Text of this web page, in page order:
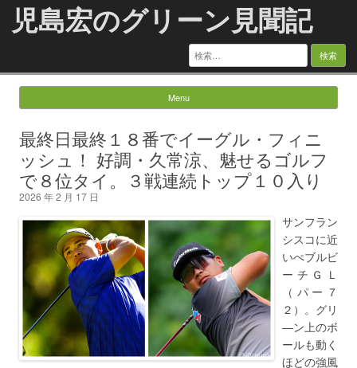
児島宏のグリーン見聞記
検
索:
Menu
最終日最終１８番でイーグル・フィニ
ッシュ！ 好調・久常涼、魅せるゴルフ
で８位タイ。３戦連続トップ１０入り
2026 年 2 月 17 日
サンフラン
シスコに近
いぺブルビ
ーチＧＬ
（パー７
２）。グリ
―ン上のボ
ールも動く
ほどの強風